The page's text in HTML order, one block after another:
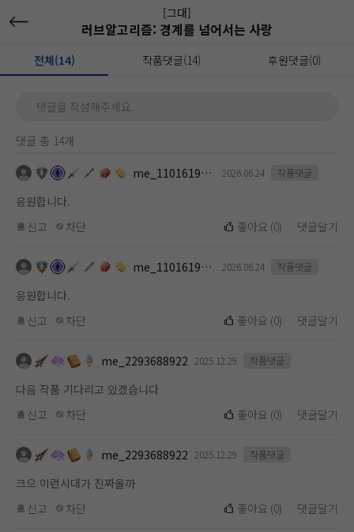
[그대]
러브알고리즘: 경계를 넘어서는 사랑
전체(14) 작품댓글(14) 후원댓글(0)
댓글을 작성해주세요.
댓글 총 14개
me_1101619112 2026.06.24 작품댓글
응원합니다.
신고
차단 좋아요 (0) 댓글달기
me_1101619112 2026.06.24 작품댓글
응원합니다.
신고
차단 좋아요 (0) 댓글달기
me_2293688922 2025.12.29 작품댓글
다음 작품 기다리고 있겠습니다
신고
차단 좋아요 (0) 댓글달기
me_2293688922 2025.12.29 작품댓글
크으 이런시대가 진짜올까
신고
차단 좋아요 (0) 댓글달기